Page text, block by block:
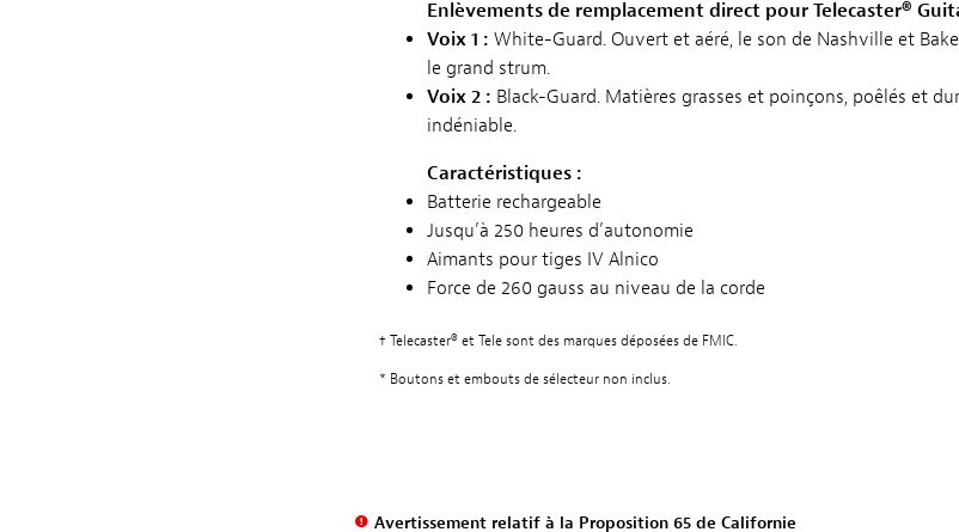
Enlèvements de remplacement direct pour Telecaster®
Voix 1 : White-Guard. Ouvert et aéré, le son de Nashville et
le grand strum.
Voix 2 : Black-Guard. Matières grasses et poinçons, poêlés et
indéniable.
Caractéristiques :
Batterie rechargeable
Jusqu’à 250 heures d’autonomie
Aimants pour tiges IV Alnico
Force de 260 gauss au niveau de la corde
† Telecaster® et Tele sont des marques déposées de FMIC.
* Boutons et embouts de sélecteur non inclus.
Avertissement relatif à la Proposition 65 de Californie